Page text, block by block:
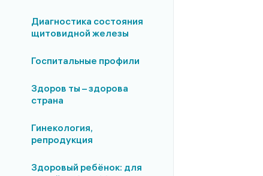
Диагностика состояния
щитовидной железы
Госпитальные профили
Здоров ты – здорова
страна
Гинекология,
репродукция
Здоровый ребёнок: для